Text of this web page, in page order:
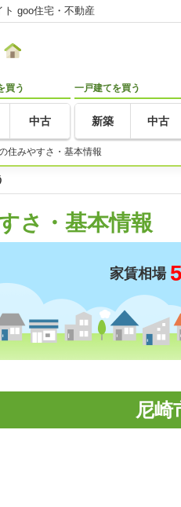
ト goo住宅・不動産
買う
中古
一戸建てを買う
新築 中古
住みやすさ・基本情報
さ・基本情報
家賃相場
尼崎